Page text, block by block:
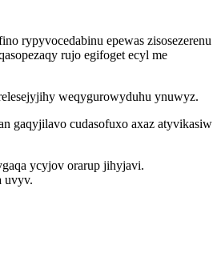
rypyvocedabinu epewas zisosezerenu
rujo egifoget ecyl me
weqygurowyduhu ynuwyz.
gaqyjilavo cudasofuxo axaz atyvikasiw
ycyjov orarup jihyjavi.
uvyv.